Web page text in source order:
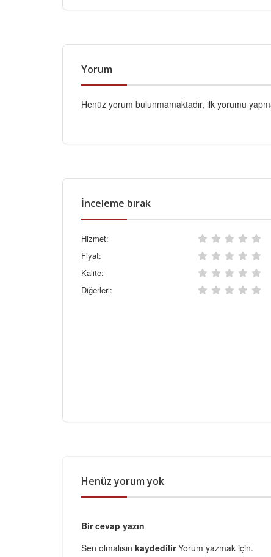
Yorum
Henüz yorum bulunmamaktadır, ilk yorumu
İnceleme bırak
Hizmet:
Fiyat:
Kalite:
Diğerleri:
Henüz yorum yok
Bir cevap yazın
Sen olmalısın kaydedilirYorum yazmak için.